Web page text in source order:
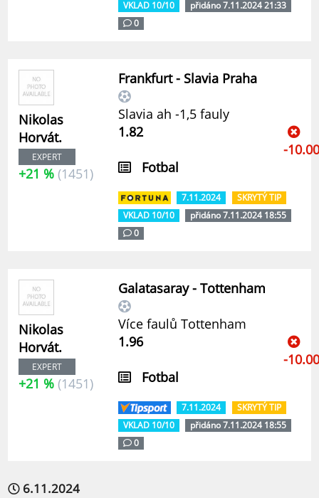
VKLAD 10/10
přidáno 7.11.2024 21:33
0
Nikolas
Horvát.
EXPERT
+21 % (1451)
Frankfurt - Slavia Praha
Slavia ah -1,5 fauly
1.82
Fotbal
-10.00
7.11.2024
SKRYTÝ TIP
VKLAD 10/10
přidáno 7.11.2024 18:55
0
Nikolas
Horvát.
EXPERT
+21 % (1451)
Galatasaray - Tottenham
Více faulů Tottenham
1.96
Fotbal
-10.00
7.11.2024
SKRYTÝ TIP
VKLAD 10/10
přidáno 7.11.2024 18:55
0
6.11.2024